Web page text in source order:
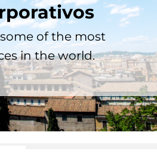
of the most
in the world.